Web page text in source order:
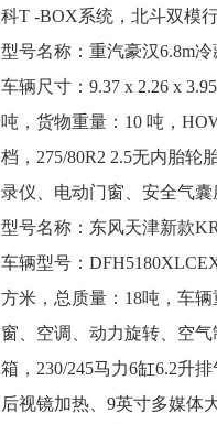
科T -BOX系统，北斗双模
型号名称：重汽豪汉6.8m冷
车辆尺寸：9.37 x 2.26 x
吨，货物重量：10 吨，
档，275/80R2 2.5无内胎
录仪、电动门窗、安全气囊
型号名称：东风天津新款
车辆型号：
方米，总质量：18吨，车
窗、空调、动力旋转、空
箱，230/245马力6缸6.2升
后视镜加热、9英寸多媒体